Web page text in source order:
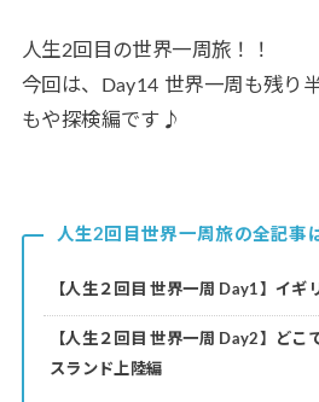
人生2回目の世界一周旅！！
今回は、Day14 世界一周も残り
もや探検編です♪
人生2回目世界一周旅の全記事
【人生２回目 世界一周 Day1】イギ
【人生２回目 世界一周 Day2】どこ
スランド上陸編